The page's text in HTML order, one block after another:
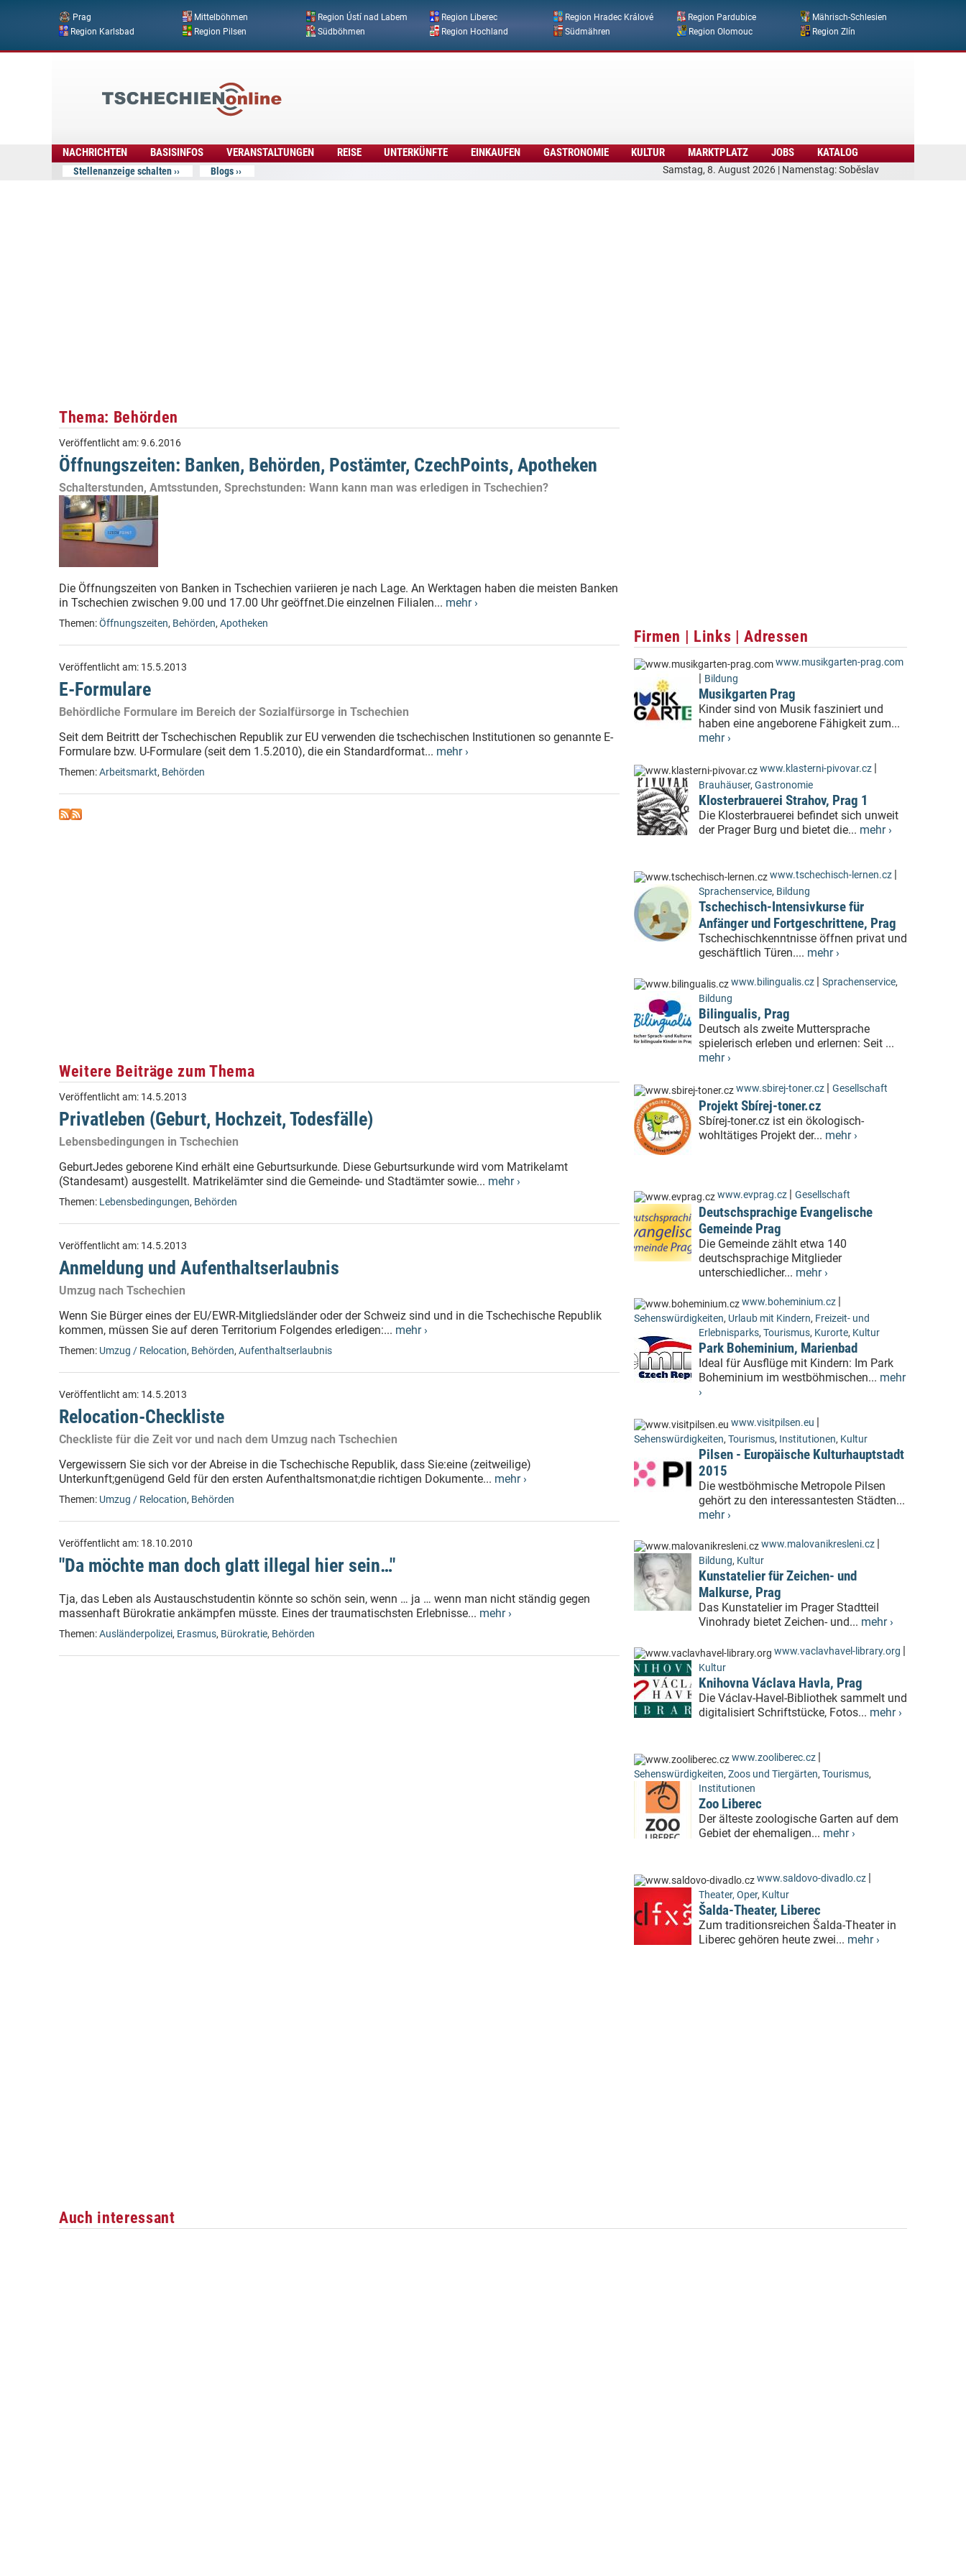
Direkt zum Inhalt
Prag Mittelböhmen Region Ústí nad Labem Region Liberec Region Hradec Králové Region Pardubice
Mährisch-Schlesien
Region Karlsbad
Region Pilsen Südböhmen Region Hochland Südmähren Region Olomouc Region Zlín
Samstag, 8. August 2026 | Namenstag: Soběslav
Online
NACHRICHTEN BASISINFOS VERANSTALTUNGEN REISE UNTERKÜNFTE EINKAUFEN GASTRONOMIE KULTUR MARKTPLATZ JOBS KATALOG
Stellenanzeige schalten Blogs
Thema: Behörden
Veröffentlicht am:9.6.2016
Öffnungszeiten: Banken, Behörden, Postämter, CzechPoints, Apotheken
Schalterstunden, Amtsstunden, Sprechstunden: Wann kann man was erledigen in Tschechien?
Die Öffnungszeiten von Banken in Tschechien variieren je nach Lage. An Werktagen haben die meisten Banken
in Tschechien zwischen 9.00 und 17.00 Uhr geöffnet.Die einzelnen Filialen... mehr ›
Themen:Öffnungszeiten, Behörden, Apotheken
Veröffentlicht am: 15.5.2013
E-Formulare
Behördliche Formulare im Bereich der Sozialfürsorge in Tschechien
Seit dem Beitritt der Tschechischen Republik zur EU verwenden die tschechischen Institutionen so genannte E-
Formulare bzw. U-Formulare (seit dem 1.5.2010), die ein Standardformat... mehr ›
Themen:Arbeitsmarkt, Behörden
Weitere Beiträge zum Thema
Veröffentlicht am: 14.5.2013
Privatleben (Geburt, Hochzeit, Todesfälle)
Lebensbedingungen in Tschechien
GeburtJedes geborene Kind erhält eine Geburtsurkunde. Diese Geburtsurkunde wird vom Matrikelamt
(Standesamt) ausgestellt. Matrikelämter sind die Gemeinde- und Stadtämter sowie... mehr ›
Themen: Lebensbedingungen, Behörden
Veröffentlicht am: 14.5.2013
Anmeldung und Aufenthaltserlaubnis
Umzug nach Tschechien
Wenn Sie Bürger eines der EU/EWR-Mitgliedsländer oder der Schweiz sind und in die Tschechische Republik
kommen, müssen Sie auf deren Territorium Folgendes erledigen:... mehr ›
Themen: Umzug / Relocation, Behörden, Aufenthaltserlaubnis
Veröffentlicht am: 14.5.2013
Relocation-Checkliste
Checkliste für die Zeit vor und nach dem Umzug nach Tschechien
Vergewissern Sie sich vor der Abreise in die Tschechische Republik, dass Sie:eine (zeitweilige)
Unterkunft;genügend Geld für den ersten Aufenthaltsmonat;die richtigen Dokumente... mehr ›
Themen: Umzug / Relocation, Behörden
Veröffentlicht am: 18.10.2010
"Da möchte man doch glatt illegal hier sein…"
Tja, das Leben als Austauschstudentin könnte so schön sein, wenn … ja … wenn man nicht ständig gegen
massenhaft Bürokratie ankämpfen müsste. Eines der traumatischsten Erlebnisse... mehr ›
Themen:Ausländerpolizei, Erasmus, Bürokratie, Behörden
Firmen | Links | Adressen
www.musikgarten-prag.com
| Bildung
Musikgarten Prag
Kinder sind von Musik fasziniert und
haben eine angeborene Fähigkeit zum...
mehr ›
www.klasterni-pivovar.cz |
Brauhäuser, Gastronomie
Klosterbrauerei Strahov, Prag 1
Die Klosterbrauerei befindet sich unweit
der Prager Burg und bietet die... mehr ›
www.tschechisch-lernen.cz |
Sprachenservice, Bildung
Tschechisch-Intensivkurse für
Anfänger und Fortgeschrittene, Prag
Tschechischkenntnisse öffnen privat und
geschäftlich Türen.... mehr ›
www.bilingualis.cz | Sprachenservice,
Bildung
Bilingualis, Prag
Deutsch als zweite Muttersprache
spielerisch erleben und erlernen: Seit ...
mehr ›
www.sbirej-toner.cz | Gesellschaft
Projekt Sbírej-toner.cz
Sbírej-toner.cz ist ein ökologisch-
wohltätiges Projekt der... mehr ›
www.evprag.cz | Gesellschaft
Deutschsprachige Evangelische
Gemeinde Prag
Die Gemeinde zählt etwa 140
deutschsprachige Mitglieder
unterschiedlicher... mehr ›
www.boheminium.cz |
Sehenswürdigkeiten, Urlaub mit Kindern, Freizeit- und
Erlebnisparks, Tourismus, Kurorte, Kultur
Park Boheminium, Marienbad
Ideal für Ausflüge mit Kindern: Im Park
Boheminium im westböhmischen... mehr
›
www.visitpilsen.eu |
Sehenswürdigkeiten, Tourismus, Institutionen, Kultur
Pilsen - Europäische Kulturhauptstadt
2015
Die westböhmische Metropole Pilsen
gehört zu den interessantesten Städten...
mehr ›
www.malovanikresleni.cz |
Bildung, Kultur
Kunstatelier für Zeichen- und
Malkurse, Prag
Das Kunstatelier im Prager Stadtteil
Vinohrady bietet Zeichen- und... mehr ›
www.vaclavhavel-library.org |
Kultur
Knihovna Václava Havla, Prag
Die Václav-Havel-Bibliothek sammelt und
digitalisiert Schriftstücke, Fotos... mehr ›
www.zooliberec.cz |
Sehenswürdigkeiten, Zoos und Tiergärten, Tourismus,
Institutionen
Zoo Liberec
Der älteste zoologische Garten auf dem
Gebiet der ehemaligen... mehr ›
www.saldovo-divadlo.cz |
Theater, Oper, Kultur
Šalda-Theater, Liberec
Zum traditionsreichen Šalda-Theater in
Liberec gehören heute zwei... mehr ›
Auch interessant